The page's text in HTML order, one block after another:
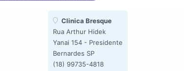
Clinica Bresque
Rua Arthur Hidek
Yanai 154 - Presidente
Bernardes SP
(18) 99735-4818